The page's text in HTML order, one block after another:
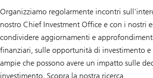
Organizziamo regolarmente incontri
nostro Chief Investment Office e con i nostri
condividere aggiornamenti e
finanziari, sulle opportunità di investimento e
ampie che possono avere un impatto sulle
investimento. Scopra la nostra ricerca